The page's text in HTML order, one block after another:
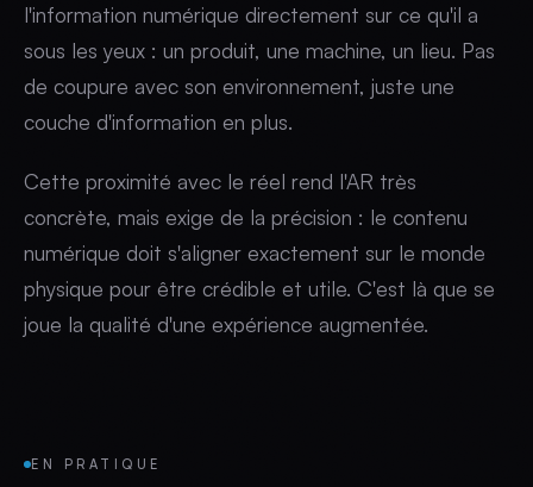
l'information numérique directement sur ce qu'il a
sous les yeux : un produit, une machine, un lieu. Pas
de coupure avec son environnement, juste une
couche d'information en plus.
Cette proximité avec le réel rend l'AR très
concrète, mais exige de la précision : le contenu
numérique doit s'aligner exactement sur le monde
physique pour être crédible et utile. C'est là que se
joue la qualité d'une expérience augmentée.
EN PRATIQUE